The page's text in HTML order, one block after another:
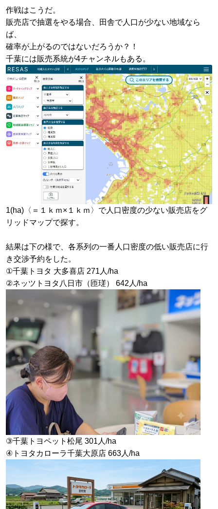
作戦はこうだ。
販売店で抽選をやる場合、田舎で人口が少ない地域なら
ば、
確率が上がるのではないだろうか？！
千葉には販売系統が4チャンネルもある。
1(ha)〈＝１ｋｍ×１ｋｍ〉で人口密度の少ない販売店をグ
リッドマップで探す。
結果は下の様で、各系列の一番人口密度の低い販売店に行
き交渉予約をした。
①千葉トヨタ 大多喜店 271人/ha
②ネッツトヨタ八日市（匝瑳） 642人/ha
③千葉トヨペット松尾 301人/ha
④トヨタカローラ千葉大原店 663人/ha